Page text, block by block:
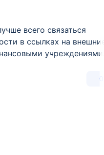
всего связаться
в ссылках на внешние
учреждениями.
0